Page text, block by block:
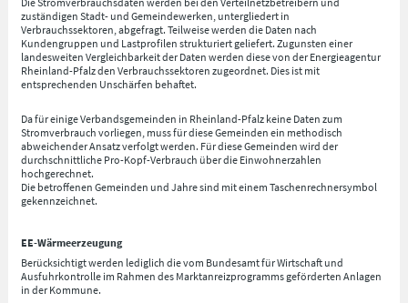
zuständigen Stadt- und Gemeindewerken, untergliedert in
Verbrauchssektoren, abgefragt. Teilweise werden die Daten nach
Kundengruppen und Lastprofilen strukturiert geliefert. Zugunsten einer
landesweiten Vergleichbarkeit der Daten werden diese von der Energieagentur
Rheinland-Pfalz den Verbrauchssektoren zugeordnet. Dies ist mit
entsprechenden Unschärfen behaftet.
Da für einige Verbandsgemeinden in Rheinland-Pfalz keine Daten zum
Stromverbrauch vorliegen, muss für diese Gemeinden ein methodisch
abweichender Ansatz verfolgt werden. Für diese Gemeinden wird der
durchschnittliche Pro-Kopf-Verbrauch über die Einwohnerzahlen
hochgerechnet.
Die betroffenen Gemeinden und Jahre sind mit einem Taschenrechnersymbol
gekennzeichnet.
EE-Wärmeerzeugung
Berücksichtigt werden lediglich die vom Bundesamt für Wirtschaft und
Ausfuhrkontrolle im Rahmen des Marktanreizprogramms geförderten Anlagen
in der Kommune.